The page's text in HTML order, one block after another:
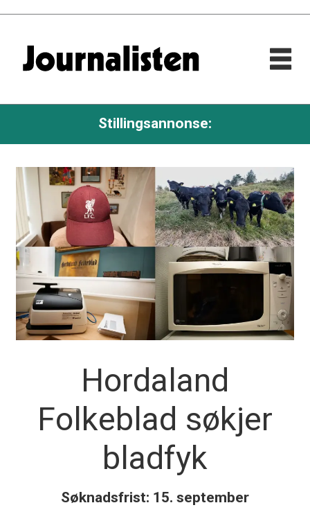
Stillingsannonse:
Hordaland
Folkeblad søkjer
bladfyk
Søknadsfrist: 15. september